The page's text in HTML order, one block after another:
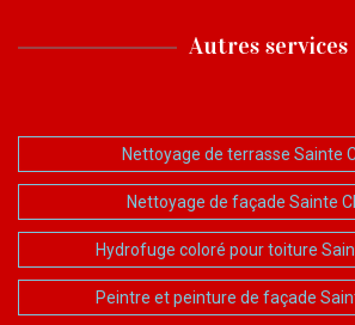
Autres services
Nettoyage de terrasse Sainte
Nettoyage de façade Sainte
Hydrofuge coloré pour toiture
Peintre et peinture de façade